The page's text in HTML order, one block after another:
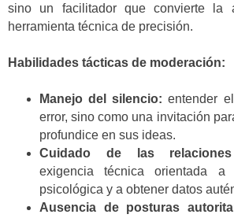
sino un facilitador que convierte la
herramienta técnica de precisión.
Habilidades tácticas de moderación:
Manejo del silencio: entender
error, sino como una invitación
profundice en sus ideas.
Cuidado de las relaciones
exigencia técnica orientada a
psicológica y a obtener datos
Ausencia de posturas